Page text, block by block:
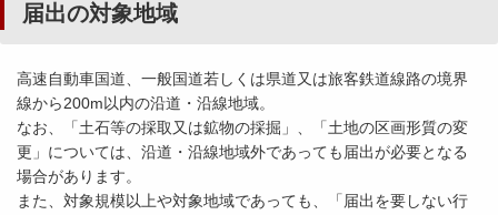
届出の対象地域
高速自動車国道、一般国道若しくは県道又は旅客鉄道線路の境界
線から200m以内の沿道・沿線地域。
なお、「土石等の採取又は鉱物の採掘」、「土地の区画形質の変
更」については、沿道・沿線地域外であっても届出が必要となる
場合があります。
また、対象規模以上や対象地域であっても、「届出を要しない行